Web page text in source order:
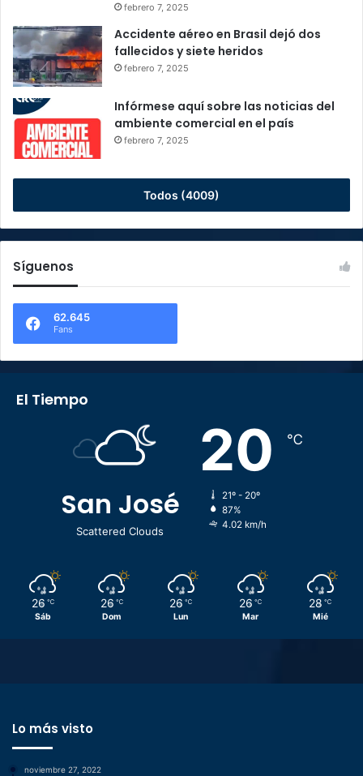
febrero 7, 2025
Accidente aéreo en Brasil dejó dos
fallecidos y siete heridos
febrero 7, 2025
Infórmese aquí sobre las noticias del
ambiente comercial en el país
febrero 7, 2025
Todos (4009)
Síguenos
62.645
Fans
El Tiempo
San José
Scattered Clouds
20 ℃
21º - 20º
87%
4.02 km/h
26 ℃
Sáb
26 ℃
Dom
26 ℃
Lun
26 ℃
Mar
28 ℃
Mié
Lo más visto
noviembre 27, 2022